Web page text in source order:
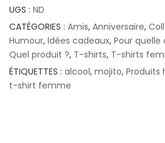
UGS : ND
CATÉGORIES : Amis, Anniversaire,
Humour, Idées cadeaux, Pour quelle
Quel produit ?, T-shirts, T-shirts
ÉTIQUETTES : alcool, mojito, Produits
t-shirt femme